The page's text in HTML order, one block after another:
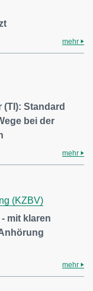
mehr
Standard
bei der
mehr
(KZBV)
mit klaren
mehr